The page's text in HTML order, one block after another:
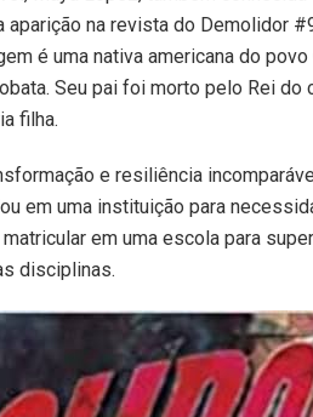
na revista do Demolidor
é uma nativa americana do povo
Seu pai foi morto pelo Rei do
filha.
e resiliência
em uma instituição para
em uma escola para
disciplinas.